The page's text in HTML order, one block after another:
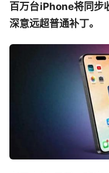
百万台iPhone将同步
深意远超普通补丁。